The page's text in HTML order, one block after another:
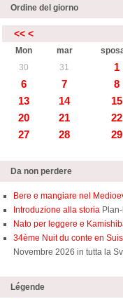
Ordine del giorno
<< <
Mon mar
30
31 1
6
7 8
13
14 15
20
21 22
27
28 29
Da non perdere
Bere e mangiare nel
Introduzione alla storia
Nato per leggere e
34ème Nuit du conte en
Novembre 2026 in tutta la
Légende